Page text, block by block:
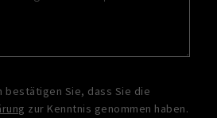
bestätigen Sie, dass Sie die
zur Kenntnis genommen haben.